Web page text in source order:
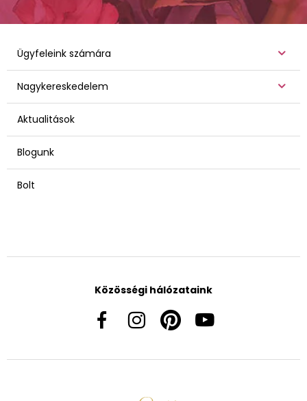
Ügyfeleink számára
Nagykereskedelem
Aktualitások
Blogunk
Bolt
Közösségi hálózataink